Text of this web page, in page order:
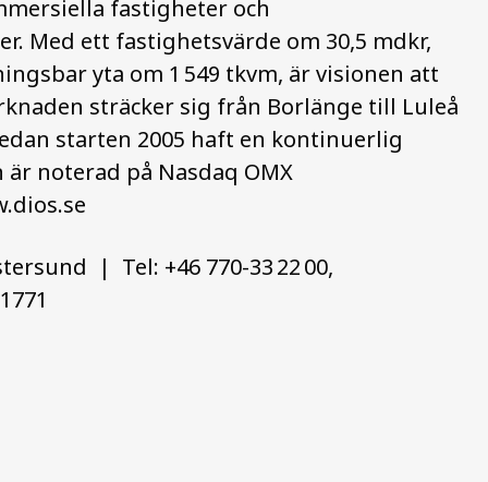
fastigheter och
Med ett fastighetsvärde om 30,5 mdkr,
yta om 1 549 tkvm, är visionen att
sträcker sig från Borlänge till Luleå
starten 2005 haft en kontinuerlig
noterad på Nasdaq OMX
| Tel: +46 770-33 22 00,